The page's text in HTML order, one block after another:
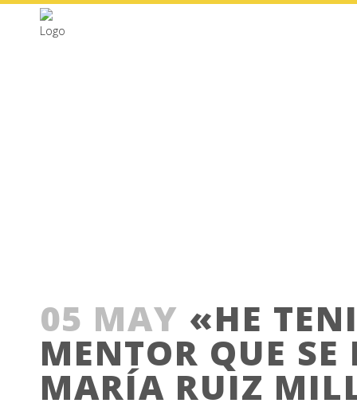
05 MAY «HE
MENTOR QUE
MARÍA RUIZ